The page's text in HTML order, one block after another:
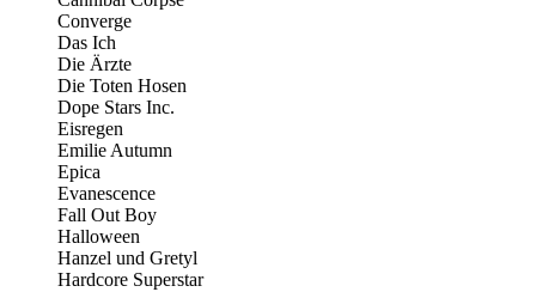
Converge
Das Ich
Die Ärzte
Die Toten Hosen
Dope Stars Inc.
Eisregen
Emilie Autumn
Epica
Evanescence
Fall Out Boy
Halloween
Hanzel und Gretyl
Hardcore Superstar